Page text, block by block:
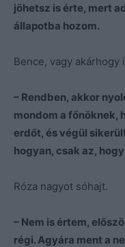
jöhetsz is érte, mert
állapotba hozom.
Bence, vagy akárhogy
– Rendben, akkor
mondom a főnöknek,
erdőt, és végül
hogyan, csak az,
Róza nagyot sóhajt.
– Nem is értem,
régi. Agyára ment a